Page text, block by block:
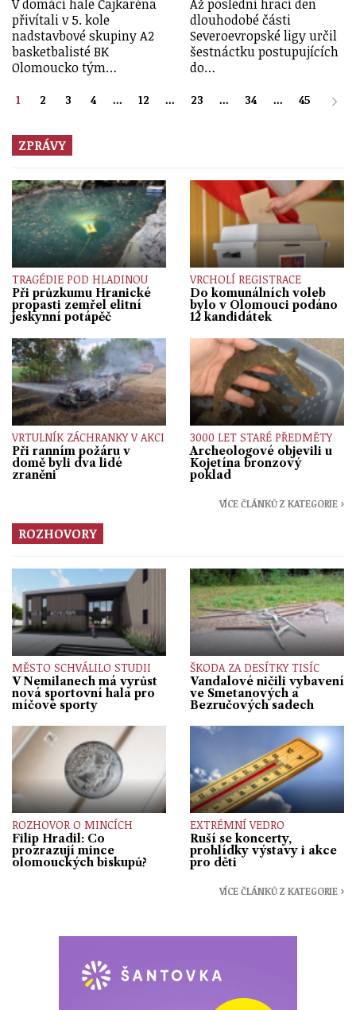
V domácí hale Čajkaréna
přivítali v 5. kole
nadstavbové skupiny A2
basketbalisté BK
Olomoucko tým…
Až poslední hrací den
dlouhodobé části
Severoevropské ligy určil
šestnáctku postupujících
do…
1 2 3 4 ... 12 ... 23 ... 34 ... 45
ZPRÁVY
TRAGÉDIE POD HLADINOU
Při průzkumu Hranické
propasti zemřel elitní
jeskynní potápěč
VRCHOLÍ REGISTRACE
Do komunálních voleb
bylo v Olomouci podáno
12 kandidátek
VRTULNÍK ZÁCHRANKY V AKCI
Při ranním požáru v
domě byli dva lidé
zraněni
3000 LET STARÉ PŘEDMĚTY
Archeologové objevili u
Kojetína bronzový
poklad
VÍCE ČLÁNKŮ Z KATEGORIE ›
ROZHOVORY
MĚSTO SCHVÁLILO STUDII
V Nemilanech má vyrůst
nová sportovní hala pro
míčové sporty
ŠKODA ZA DESÍTKY TISÍC
Vandalové ničili vybavení
ve Smetanových a
Bezručových sadech
ROZHOVOR O MINCÍCH
Filip Hradil: Co
prozrazují mince
olomouckých biskupů?
EXTRÉMNÍ VEDRO
Ruší se koncerty,
prohlídky výstavy i akce
pro děti
VÍCE ČLÁNKŮ Z KATEGORIE ›